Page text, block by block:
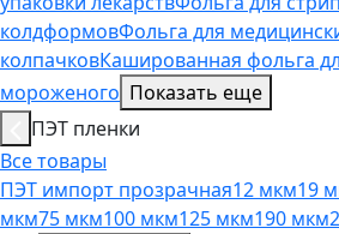
колдформовФольга для
колпачковКашированная фольга
мороженого Показать еще
ПЭТ пленки
Все товары
ПЭТ импорт прозрачная12 мкм19
мкм75 мкм100 мкм125 мкм190 мкм